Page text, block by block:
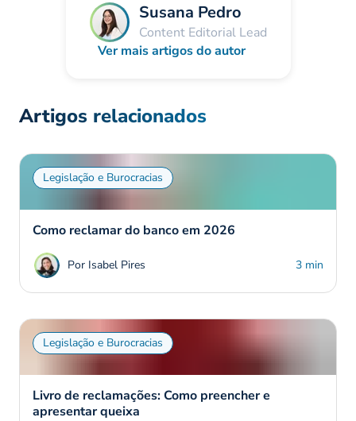
Susana Pedro
Content Editorial Lead
Ver mais artigos do autor
Artigos relacionados
Legislação e Burocracias
Como reclamar do banco em 2026
Por Isabel Pires 3 min
Legislação e Burocracias
Livro de reclamações: Como preencher e
apresentar queixa